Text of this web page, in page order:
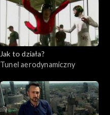
Jak to działa?
Tunel aerodynamiczny